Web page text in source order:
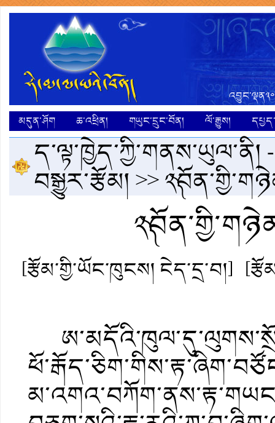
མདུན་ཤོག
ཆ་འཕྲིན། གཡུང་དྲུང་བོན། ལོ་རྒྱུས།
ད་ལྟ་ཁྱེད་ཀྱི་གནས་ཡུལ་ནི།
བསྒྱུར་རྩོམ།>>
[རྩོམ་གྱི་ཡོང་ཁུངས། ངེད་དྲ་བ།]